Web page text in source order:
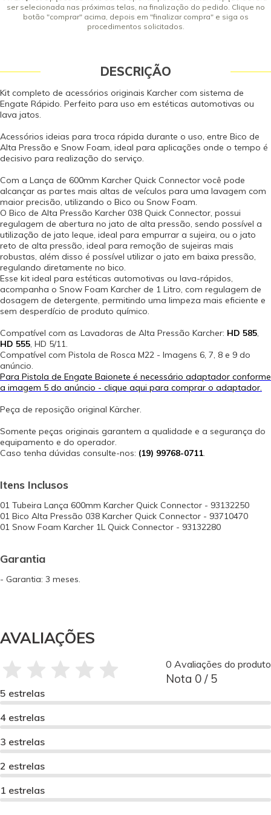
ser selecionada nas próximas telas, na finalização do pedido. Clique no
botão "comprar" acima, depois em "finalizar compra" e siga os
procedimentos solicitados.
DESCRIÇÃO
Kit completo de acessórios originais Karcher com sistema de
Engate Rápido. Perfeito para uso em estéticas automotivas ou
lava jatos.
Acessórios ideias para troca rápida durante o uso, entre Bico de
Alta Pressão e Snow Foam, ideal para aplicações onde o tempo é
decisivo para realização do serviço.
Com a Lança de 600mm Karcher Quick Connector você pode
alcançar as partes mais altas de veículos para uma lavagem com
maior precisão, utilizando o Bico ou Snow Foam.
O Bico de Alta Pressão Karcher 038 Quick Connector, possui
regulagem de abertura no jato de alta pressão, sendo possível a
utilização de jato leque, ideal para empurrar a sujeira, ou o jato
reto de alta pressão, ideal para remoção de sujeiras mais
robustas, além disso é possível utilizar o jato em baixa pressão,
regulando diretamente no bico.
Esse kit ideal para estéticas automotivas ou lava-rápidos,
acompanha o Snow Foam Karcher de 1 Litro, com regulagem de
dosagem de detergente, permitindo uma limpeza mais eficiente e
sem desperdício de produto químico.
Compatível com as Lavadoras de Alta Pressão Karcher: HD 585,
HD 555, HD 5/11.
Compatível com Pistola de Rosca M22 - Imagens 6, 7, 8 e 9 do
anúncio.
Para Pistola de Engate Baionete é necessário adaptador conforme
a imagem 5 do anúncio - clique aqui para comprar o adaptador.
Peça de reposição original Kärcher.
Somente peças originais garantem a qualidade e a segurança do
equipamento e do operador.
Caso tenha dúvidas consulte-nos: (19) 99768-0711.
Itens Inclusos
01 Tubeira Lança 600mm Karcher Quick Connector - 93132250
01 Bico Alta Pressão 038 Karcher Quick Connector - 93710470
01 Snow Foam Karcher 1L Quick Connector - 93132280
Garantia
- Garantia: 3 meses.
AVALIAÇÕES
0 Avaliações do produto
Nota 0 / 5
5 estrelas
4 estrelas
3 estrelas
2 estrelas
1 estrelas